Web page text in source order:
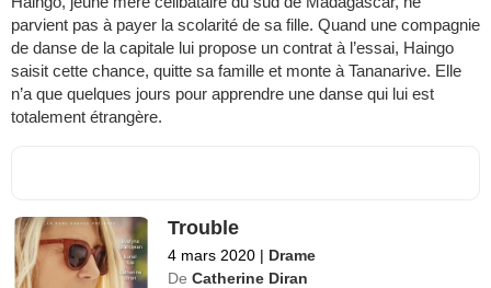
parvient pas à payer la scolarité de sa fille. Quand une compagnie
de danse de la capitale lui propose un contrat à l’essai, Haingo
saisit cette chance, quitte sa famille et monte à Tananarive. Elle
n’a que quelques jours pour apprendre une danse qui lui est
totalement étrangère.
Trouble
4 mars 2020 | Drame
De Catherine Diran